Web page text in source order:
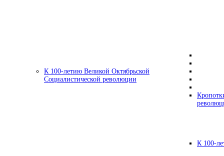
К 100-летию Великой Октябрьской
Социалистической революции
К 100-